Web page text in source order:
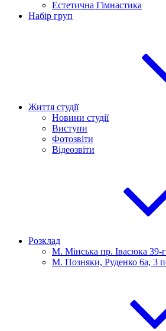
Естетична Гімнастика
Набір груп
Життя студії
Новини студії
Виступи
Фотозвіти
Відеозвіти
Розклад
М. Мінська пр. Івасюка 39-г
М. Позняки, Руденко 6а, 3